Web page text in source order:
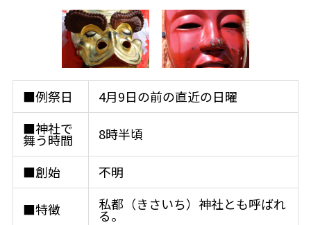
■例祭日
4月9日の前の直近の日曜
■神社で
舞う時間 8時半頃
■創始 不明
■特徴 私都（きさいち）神社とも呼ばれ
る。